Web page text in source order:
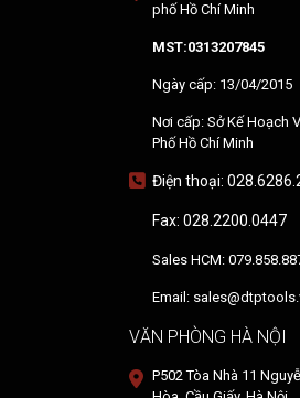
phố Hồ Chí Minh
MST:0313207845
Ngày cấp: 13/04/2015
Nơi cấp: Sở Kế Hoạch
Phố Hồ Chí Minh
Điện thoại:
Fax: 028.2200.0447
Sales HCM:
Email:
VĂN PHÒNG HÀ NỘI
P502 Tòa Nhà 11